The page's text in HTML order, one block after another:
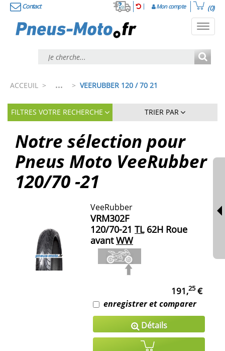
Contact Mon compte (0)
ACCEUIL > ... > VEERUBBER 120 / 70 21
FILTRES VOTRE RECHERCHE TRIER PAR
Notre sélection pour
Pneus Moto VeeRubber
120/70 -21
VeeRubber
VRM302F
120/70-21 TL62H Roue
avant WW
191,25€
enregistrer et comparer
Détails